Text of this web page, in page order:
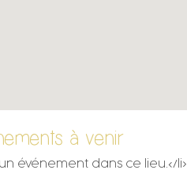
à venir
événement dans ce lieu.</li>